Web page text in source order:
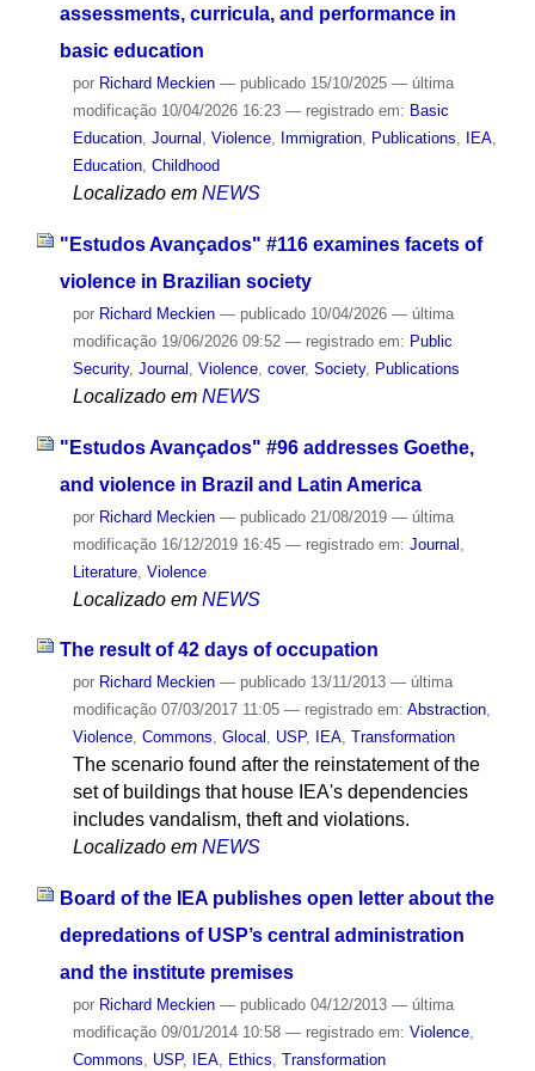
assessments, curricula, and performance in
basic education
por Richard Meckien — publicado15/10/2025 — última
modificação10/04/2026 16:23 — registrado em: Basic
Education, Journal , Violence, Immigration, Publications, IEA,
Education, Childhood
Localizado em NEWS
"Estudos Avançados" #116 examines facets of
violence in Brazilian society
por Richard Meckien — publicado10/04/2026 — última
modificação19/06/2026 09:52 — registrado em: Public
Security, Journal , Violence, cover, Society, Publications
Localizado em NEWS
"Estudos Avançados" #96 addresses Goethe,
and violence in Brazil and Latin America
por Richard Meckien — publicado21/08/2019 — última
modificação16/12/2019 16:45 — registrado em: Journal
Literature, Violence
Localizado em NEWS
The result of 42 days of occupation
por Richard Meckien — publicado13/11/2013 — última
modificação07/03/2017 11:05 — registrado em: Abstraction,
Violence, Commons, Glocal , USP, IEA, Transformation
The scenario found after the reinstatement of the
set of buildings that house IEA's dependencies
includes vandalism, theft and violations.
Localizado em NEWS
Board of the IEA publishes open letter about the
depredations of USP’s central administration
and the institute premises
por Richard Meckien — publicado04/12/2013 — última
modificação09/01/2014 10:58 — registrado em: Violence,
Commons, USP, IEA, Ethics, Transformation